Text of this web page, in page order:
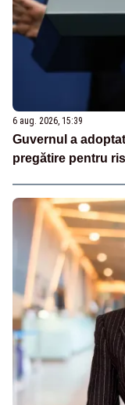
6 aug. 2026, 15:39
Guvernul a
pregătire pentru